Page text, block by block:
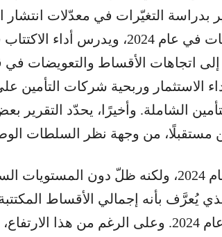
ويبدأ التقرير بدراسة التغيّرات في معدّلات
يحلّل اتجاهات الأقساط والمطالبات في عام 2024،
إلى اتجاهات الأقساط والتعويضات في
الاستثمار وربحية شركات التأمين
الشاملة. وأخيرًا، يحدّد التقرير
مستقبلًا، من وجهة نظر السلطات
ارتفع معدل انتشار التأمين في عام 2024، ولكنه ظلّ دون
يُعرَّف بأنه إجمالي الأقساط
من الناتج المحلّي الإجمالي، في عام 2024. وعلى الرغم من هذا